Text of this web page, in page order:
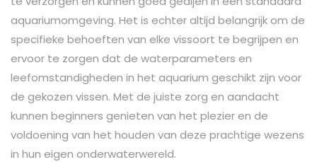
aquariumomgeving. Het is echter altijd belangrijk om de
specifieke behoeften van elke vissoort te begrijpen en
ervoor te zorgen dat de waterparameters en
leefomstandigheden in het aquarium geschikt zijn voor
de gekozen vissen. Met de juiste zorg en aandacht
kunnen beginners genieten van het plezier en de
voldoening van het houden van deze prachtige wezens
in hun eigen onderwaterwereld.